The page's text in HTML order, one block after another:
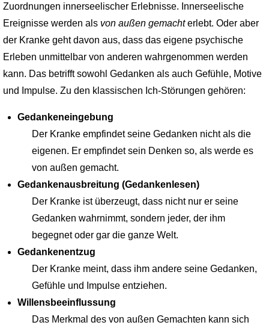
Zuordnungen innerseelischer Erlebnisse. Innerseelische
Ereignisse werden als von außen gemachterlebt. Oder aber
der Kranke geht davon aus, dass das eigene psychische
Erleben unmittelbar von anderen wahrgenommen werden
kann. Das betrifft sowohl Gedanken als auch Gefühle, Motive
und Impulse. Zu den klassischen Ich-Störungen gehören:
Gedankeneingebung
Der Kranke empfindet seine Gedanken nicht als die
eigenen. Er empfindet sein Denken so, als werde es
von außen gemacht.
Gedankenausbreitung (Gedankenlesen)
Der Kranke ist überzeugt, dass nicht nur er seine
Gedanken wahrnimmt, sondern jeder, der ihm
begegnet oder gar die ganze Welt.
Gedankenentzug
Der Kranke meint, dass ihm andere seine Gedanken,
Gefühle und Impulse entziehen.
Willensbeeinflussung
Das Merkmal des von außen Gemachten kann sich